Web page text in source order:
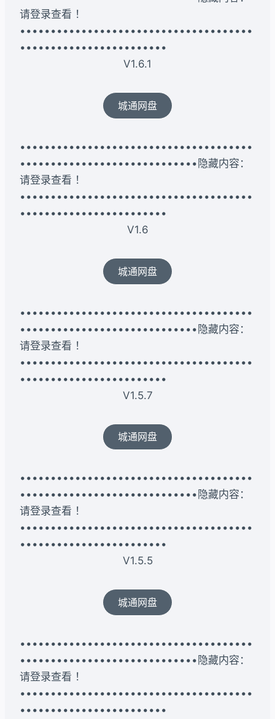
请登录查看 ！
••••••••••••••••••••••••••••••••••••••
••••••••••••••••••••••••
V1.6.1
城通网盘
••••••••••••••••••••••••••••••••••••••
•••••••••••••••••••••••••••••隐藏内容：
请登录查看 ！
••••••••••••••••••••••••••••••••••••••
••••••••••••••••••••••••
V1.6
城通网盘
••••••••••••••••••••••••••••••••••••••
•••••••••••••••••••••••••••••隐藏内容：
请登录查看 ！
••••••••••••••••••••••••••••••••••••••
••••••••••••••••••••••••
V1.5.7
城通网盘
••••••••••••••••••••••••••••••••••••••
•••••••••••••••••••••••••••••隐藏内容：
请登录查看 ！
••••••••••••••••••••••••••••••••••••••
••••••••••••••••••••••••
V1.5.5
城通网盘
••••••••••••••••••••••••••••••••••••••
•••••••••••••••••••••••••••••隐藏内容：
请登录查看 ！
••••••••••••••••••••••••••••••••••••••
••••••••••••••••••••••••